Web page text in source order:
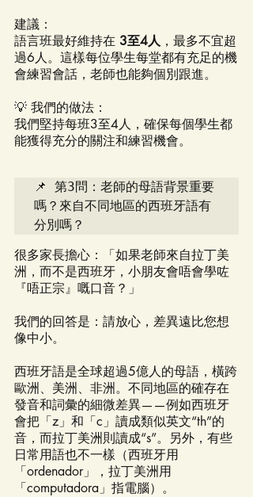
建議：
語言班最好維持在 3至4人 ，最多不宜超
過6人。這樣每位學生每堂都有充足的機
會練習會話，老師也能夠個別跟進。
💡 我們的做法：
我們堅持每班3至4人，確保每個學生都
能獲得充分的關注和練習機會。
📌 第3問：老師的母語背景重要
嗎？來自不同地區的西班牙語有
分別嗎？
很多家長擔心：「如果老師來自拉丁美
洲，而不是西班牙，小朋友會唔會學咗
『唔正宗』嘅口音？」
我們的回答是：請放心，差異遠比您想
像中小。
西班牙語是全球超過5億人的母語，橫跨
歐洲、美洲、非洲。不同地區的確存在
發音和詞彙的細微差異——例如西班牙
會把「z」和「c」讀成類似英文“th”的
音，而拉丁美洲則讀成“s”。另外，有些
日常用語也不一樣（西班牙用
「ordenador」，拉丁美洲用
「computadora」指電腦）。